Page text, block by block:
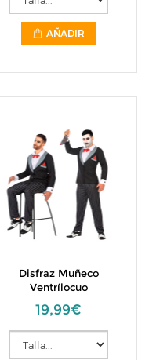
AÑADIR
Disfraz Muñeco
Ventrílocuo
19,99€